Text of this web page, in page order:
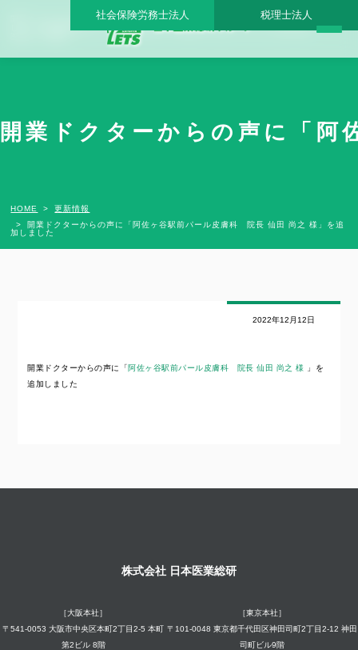
開業ドクターからの声に「阿佐ヶ谷駅前パール皮膚科 院長 仙田 尚之 様」を追加しま
した - 日本医業総研グループ |日本医業総研｜医院開業・承継・クリニック経営支援・
社会保険労務士法人 税理士法人
開業ドクターからの声に「
HOME
更新情報
開業ドクターからの声に「阿佐ヶ谷駅前パール皮膚科 院長 仙田 尚之 様」を追
加しました
2022年12月12日
開業ドクターからの声に「阿佐ヶ谷駅前パール皮膚科 院長 仙田 尚之 様
」を
追加しました
株式会社 日本医業総研
［大阪本社］
〒541-0053 大阪市中央区本町2丁目2-5 本町
第2ビル 8階
［東京本社］
〒101-0048 東京都千代田区神田司町2丁目2-12 神田
司町ビル9階